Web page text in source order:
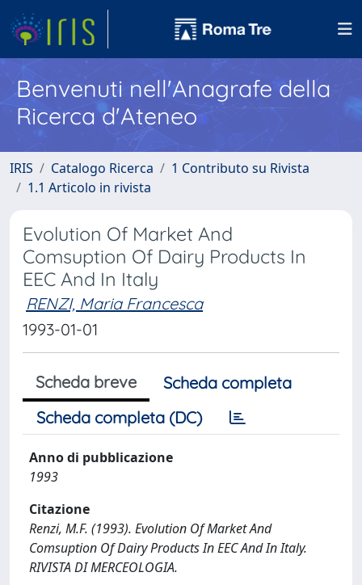
Benvenuti nell'Anagrafe della
Ricerca d'Ateneo
IRIS Catalogo Ricerca
1 Contributo su Rivista
1.1 Articolo in rivista
Evolution Of Market And
Comsuption Of Dairy Products In
EEC And In Italy
RENZI, Maria Francesca
1993-01-01
Scheda breve
Scheda completa
Scheda completa (DC)
Anno di pubblicazione
1993
Citazione
Renzi, M.F. (1993). Evolution Of Market And
Comsuption Of Dairy Products In EEC And In Italy.
RIVISTA DI MERCEOLOGIA.